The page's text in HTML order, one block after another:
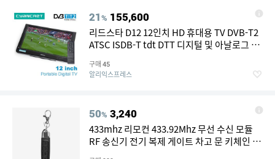
21% 155,600
리드스타 D12 12인치 HD 휴대용 TV DVB-T2
ATSC ISDB-T tdt DTT 디지털 및 아날로그 미
구매 45
알리익스프레스
50% 3,240
433mhz 리모컨 433.92Mhz 무선 수신 모듈
RF 송신기 전기 복제 게이트 차고 문 키체인 포